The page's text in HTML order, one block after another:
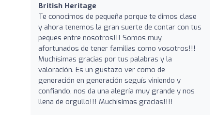
British Heritage
Te conocimos de pequeña porque te dimos clase
y ahora tenemos la gran suerte de contar con tus
peques entre nosotros!!! Somos muy
afortunados de tener familias como vosotros!!!
Muchísimas gracias por tus palabras y la
valoración. Es un gustazo ver como de
generación en generación seguís viniendo y
confiando, nos da una alegría muy grande y nos
llena de orgullo!!! Muchísimas gracias!!!!